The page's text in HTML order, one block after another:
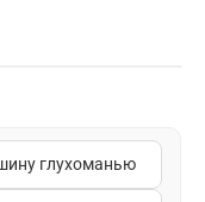
глухоманью